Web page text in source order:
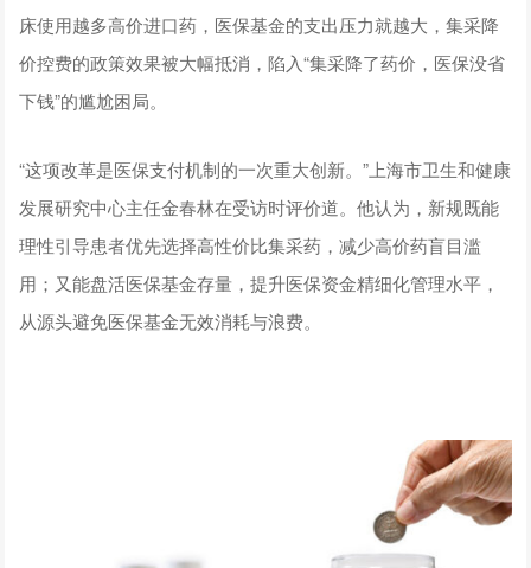
床使用越多高价进口药，医保基金的支出压力就越大，集采降
价控费的政策效果被大幅抵消，陷入“集采降了药价，医保没省
下钱”的尴尬困局。
“这项改革是医保支付机制的一次重大创新。”上海市卫生和健康
发展研究中心主任金春林在受访时评价道。他认为，新规既能
理性引导患者优先选择高性价比集采药，减少高价药盲目滥
用；又能盘活医保基金存量，提升医保资金精细化管理水平，
从源头避免医保基金无效消耗与浪费。